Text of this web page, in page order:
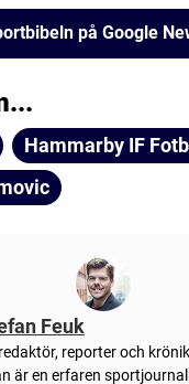
på Google
Hammarby IF
Feuk
reporter och
är en erfaren